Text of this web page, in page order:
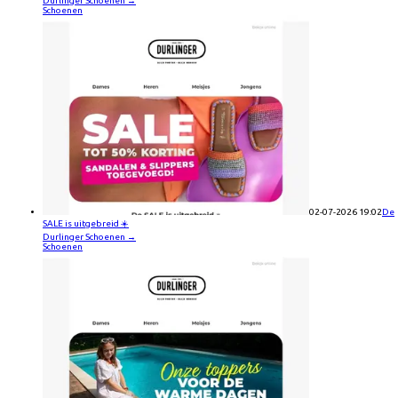
Schoenen
02-07-2026 19:02De
SALE is uitgebreid ☀️
Durlinger Schoenen →
Schoenen